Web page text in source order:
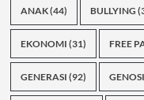
ANAK(44) BULLYING
EKONOMI (31) FREE
GENERASI (92)